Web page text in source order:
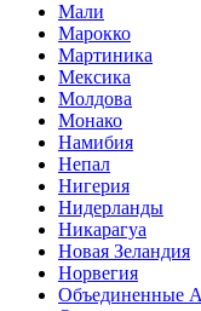
Мали
Марокко
Мартиника
Мексика
Молдова
Монако
Намибия
Непал
Нигерия
Нидерланды
Никарагуа
Новая Зеландия
Норвегия
Объединенные